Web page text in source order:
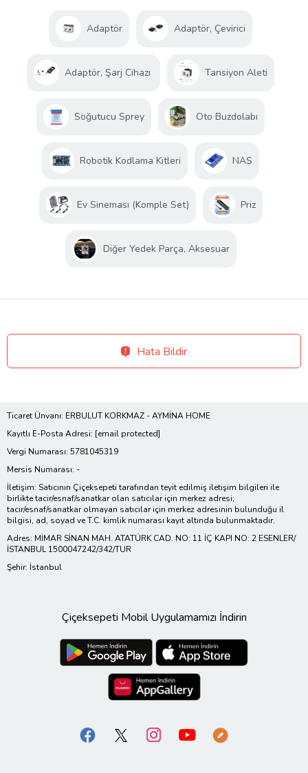
Adaptör Adaptör, Çevirici
Adaptör, Şarj Cihazı Tansiyon Aleti
Soğutucu Sprey Oto Buzdolabı
Robotik Kodlama Kitleri NAS
Ev Sineması (Komple Set) Priz
Diğer Yedek Parça, Aksesuar
Hata Bildir
Ticaret Ünvanı: ERBULUT KORKMAZ - AYMİNA HOME
Kayıtlı E-Posta Adresi: [email protected]
Vergi Numarası: 5781045319
Mersis Numarası: -
İletişim: Satıcının Çiçeksepeti tarafından teyit edilmiş iletişim bilgileri ile
birlikte tacir/esnaf/sanatkar olan satıcılar için merkez adresi;
tacir/esnaf/sanatkar olmayan satıcılar için merkez adresinin bulunduğu il
bilgisi, ad, soyad ve T.C. kimlik numarası kayıt altında bulunmaktadır.
Adres: MİMAR SİNAN MAH. ATATÜRK CAD. NO: 11 İÇ KAPI NO: 2 ESENLER/
İSTANBUL 1500047242/342/TUR
Şehir: İstanbul
Çiçeksepeti Mobil Uygulamamızı İndirin